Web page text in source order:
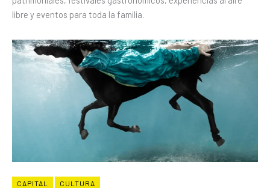
libre y eventos para toda la familia.
CAPITAL CULTURA